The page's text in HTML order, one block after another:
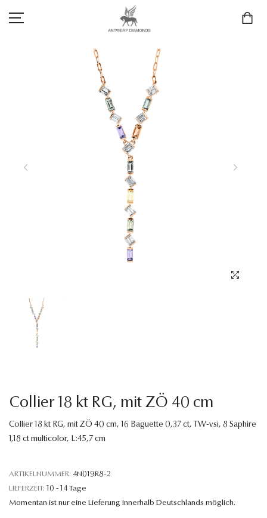
ANTWERP DIAMONDS LUXURY COLLECTION
3D TRAURINGKONFIGURATION
Collier 18 kt RG, mit ZÖ 40 cm
Collier 18 kt RG, mit ZÖ 40 cm, 16 Baguette 0,37 ct, TW-vsi, 8 Saphire
1,18 ct multicolor, L:45,7 cm
ARTIKELNUMMER: 4N019R8-2
LIEFERZEIT: 10 - 14 Tage
Momentan ist nur eine Lieferung innerhalb Deutschlands möglich.